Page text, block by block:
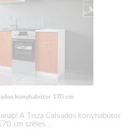
konyhabútor 170 cm
A Tisza Calvados konyhabútor
cm széles...